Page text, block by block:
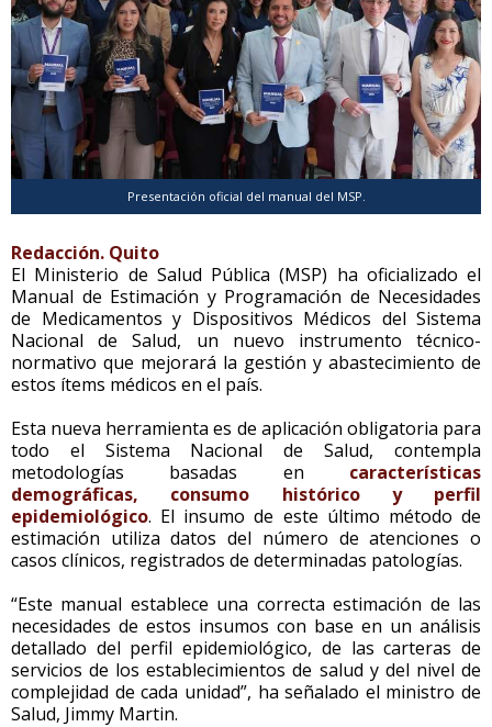
Presentación oficial del manual del MSP.
Redacción. Quito
El Ministerio de Salud Pública (MSP) ha oficializado el
Manual de Estimación y Programación de Necesidades
de Medicamentos y Dispositivos Médicos del Sistema
Nacional de Salud, un nuevo instrumento técnico-
normativo que mejorará la gestión y abastecimiento de
estos ítems médicos en el país.
Esta nueva herramienta es de aplicación obligatoria para
todo el Sistema Nacional de Salud, contempla
metodologías basadas en características
demográficas, consumo histórico y perfil
epidemiológico. El insumo de este último método de
estimación utiliza datos del número de atenciones o
casos clínicos, registrados de determinadas patologías.
“Este manual establece una correcta estimación de las
necesidades de estos insumos con base en un análisis
detallado del perfil epidemiológico, de las carteras de
servicios de los establecimientos de salud y del nivel de
complejidad de cada unidad”, ha señalado el ministro de
Salud, Jimmy Martin.